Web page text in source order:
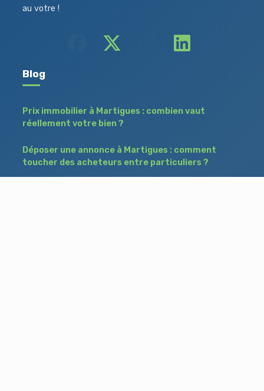
au votre !
Blog
Prix immobilier à Martigues : combien vaut
réellement votre bien ?
Déposer une annonce à Martigues : comment
toucher des acheteurs entre particuliers ?